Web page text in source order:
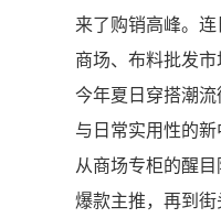
来了购销高峰。
商场、布料批发市
今年夏日穿搭潮
与日常实用性的新
从商场专柜的醒
爆款主推，再到